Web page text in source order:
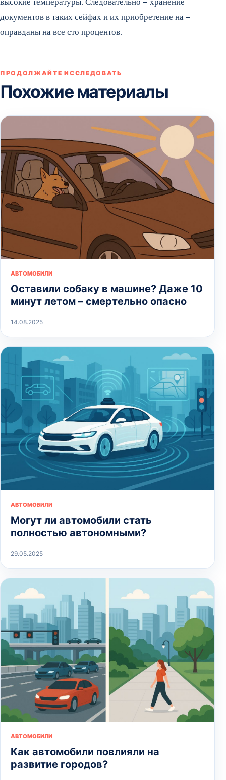
документов в таких сейфах и их приобретение на −
оправданы на все сто процентов.
ПРОДОЛЖАЙТЕ ИССЛЕДОВАТЬ
Похожие материалы
АВТОМОБИЛИ
Оставили собаку в машине? Даже 10
минут летом – смертельно опасно
14.08.2025
АВТОМОБИЛИ
Могут ли автомобили стать
полностью автономными?
29.05.2025
АВТОМОБИЛИ
Как автомобили повлияли на
развитие городов?